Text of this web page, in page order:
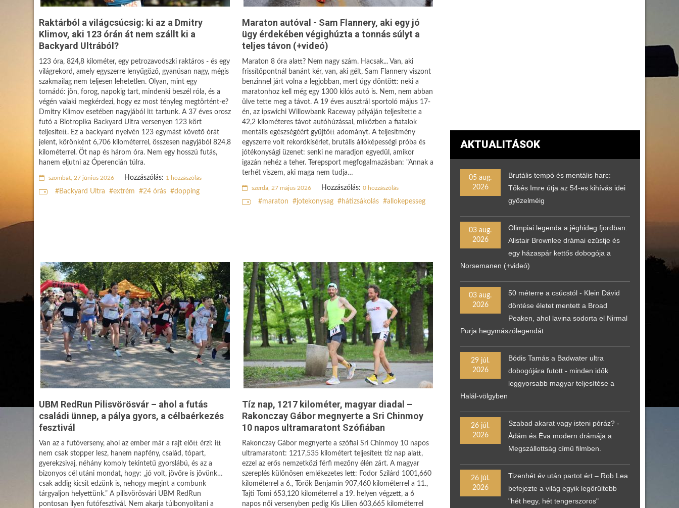
Raktárból a világcsúcsig: ki az a Dmitry
Klimov, aki 123 órán át nem szállt ki a
Backyard Ultrából?
123 óra, 824,8 kilométer, egy petrozavodszki raktáros - és egy
világrekord, amely egyszerre lenyűgöző, gyanúsan nagy, mégis
szakmailag nem teljesen lehetetlen. Olyan, mint egy
tornádó: jön, forog, napokig tart, mindenki beszél róla, és a
végén valaki megkérdezi, hogy ez most tényleg megtörtént-e?
Dmitry Klimov esetében nagyjából itt tartunk. A 37 éves orosz
futó a Biotropika Backyard Ultra versenyen 123 kört
teljesített. Ez a backyard nyelvén 123 egymást követő órát
jelent, körönként 6,706 kilométerrel, összesen nagyjából 824,8
kilométerrel. Öt nap és három óra. Nem egy hosszú futás,
hanem eljutni az Óperencián túlra.
szombat, 27 június 2026 Hozzászólás: 1 hozzászólás
Backyard Ultra extrém 24 órás dopping
Maraton autóval - Sam Flannery, aki egy jó
ügy érdekében végighúzta a tonnás súlyt a
teljes távon (+videó)
Maraton 8 óra alatt? Nem nagy szám. Hacsak... Van, aki
frissítőpontnál banánt kér, van, aki gélt, Sam Flannery viszont
benzinnel járt volna a legjobban, mert úgy döntött: neki a
maratonhoz kell még egy 1300 kilós autó is. Nem, nem abban
ülve tette meg a távot. A 19 éves ausztrál sportoló május 17-
én, az ipswichi Willowbank Raceway pályáján teljesítette a
42,2 kilométeres távot autóhúzással, miközben a fiatalok
mentális egészségéért gyűjtött adományt. A teljesítmény
egyszerre volt rekordkísérlet, brutális állóképességi próba és
jótékonysági üzenet: senki ne maradjon egyedül, amikor
igazán nehéz a teher. Terepsport megfogalmazásban: "Annak a
terhét viszem, aki maga nem tudja…
szerda, 27 május 2026 Hozzászólás: 0 hozzászólás
maraton jotekonysag hátizsákolás allokepesseg
UBM RedRun Pilisvörösvár – ahol a futás
családi ünnep, a pálya gyors, a célbaérkezés
fesztivál
Van az a futóverseny, ahol az ember már a rajt előtt érzi: itt
nem csak stopper lesz, hanem napfény, család, tópart,
gyerekzsivaj, néhány komoly tekintetű gyorslábú, és az a
bizonyos cél utáni mondat, hogy: „jó volt, jövőre is jövünk…
csak addig kicsit edzünk is, nehogy megint a combunk
tárgyaljon helyettünk.” A pilisvörösvári UBM RedRun
pontosan ilyen futófesztivál. Nem akarja túlbonyolítani a
Tíz nap, 1217 kilométer, magyar diadal –
Rakonczay Gábor megnyerte a Sri Chinmoy
10 napos ultramaratont Szófiában
Rakonczay Gábor megnyerte a szófiai Sri Chinmoy 10 napos
ultramaratont: 1217,535 kilométert teljesített tíz nap alatt,
ezzel az erős nemzetközi férfi mezőny élén zárt. A magyar
szereplés különösen emlékezetes lett: Fodor Szilárd 1001,660
kilométerrel a 6., Török Benjamin 907,460 kilométerrel a 11.,
Tajti Tomi 653,120 kilométerrel a 19. helyen végzett, a 6
napos női versenyben pedig Kis Lilien 603,665 kilométerrel
AKTUALITÁSOK
05 aug.
2026
Brutális tempó és mentális harc:
Tőkés Imre útja az 54-es kihívás idei
győzelméig
03 aug.
2026
Olimpiai legenda a jéghideg fjordban:
Alistair Brownlee drámai ezüstje és
egy házaspár kettős dobogója a
Norsemanen (+videó)
03 aug.
2026
50 méterre a csúcstól - Klein Dávid
döntése életet mentett a Broad
Peaken, ahol lavina sodorta el Nirmal
Purja hegymászólegendát
29 júl.
2026
Bódis Tamás a Badwater ultra
dobogójára futott - minden idők
leggyorsabb magyar teljesítése a
Halál-völgyben
26 júl.
2026
Szabad akarat vagy isteni póráz? -
Ádám és Éva modern drámája a
Megszállottság című filmben.
26 júl.
2026
Tizenhét év után partot ért – Rob Lea
befejezte a világ egyik legőrültebb
"hét hegy, hét tengerszoros"